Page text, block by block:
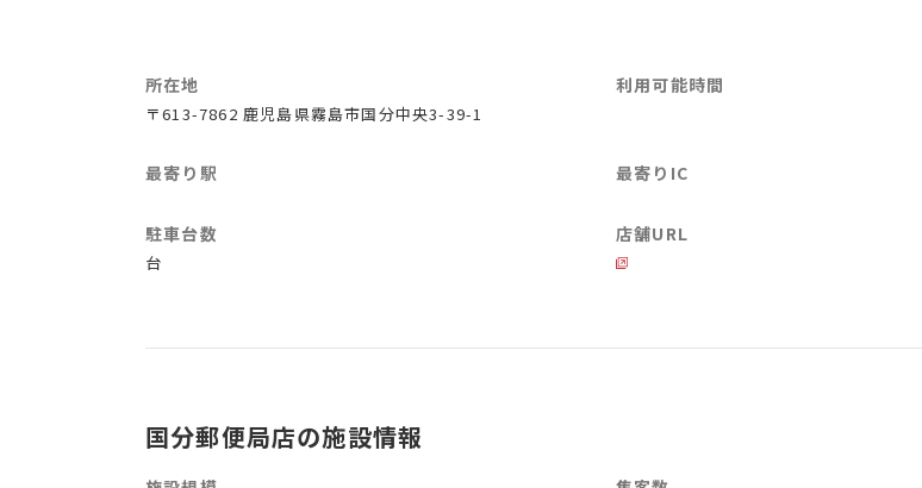
所在地
〒613-7862 鹿児島県霧島市国分中央3-39-1
利用可能時間
最寄り駅 最寄りIC
駐車台数
台
店舗URL
国分郵便局店の施設情報